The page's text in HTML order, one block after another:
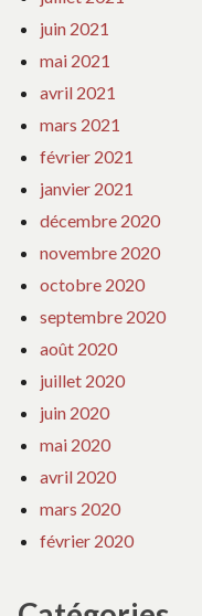
juin 2021
mai 2021
avril 2021
mars 2021
février 2021
janvier 2021
décembre 2020
novembre 2020
octobre 2020
septembre 2020
août 2020
juillet 2020
juin 2020
mai 2020
avril 2020
mars 2020
février 2020